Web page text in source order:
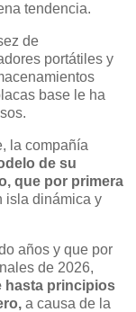
tendencia.
de
portátiles y
base le ha
la compañía
de su
que por primera
isla dinámica y
años y que por
de 2026,
hasta principios
a causa de la